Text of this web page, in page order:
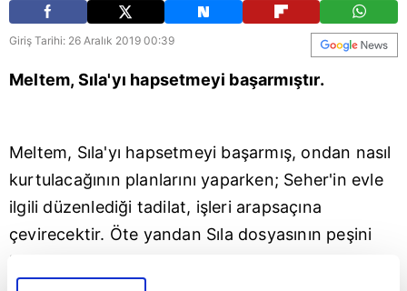
Giriş Tarihi: 26 Aralık 2019 00:39
Meltem, Sıla'yı hapsetmeyi başarmıştır.
Meltem, Sıla'yı hapsetmeyi başarmış, ondan nasıl
kurtulacağının planlarını yaparken; Seher'in evle
ilgili düzenlediği tadilat, işleri arapsaçına
çevirecektir. Öte yandan Sıla dosyasının peşini
bırakmayan, azimli bir polis memuru, Tarık'a